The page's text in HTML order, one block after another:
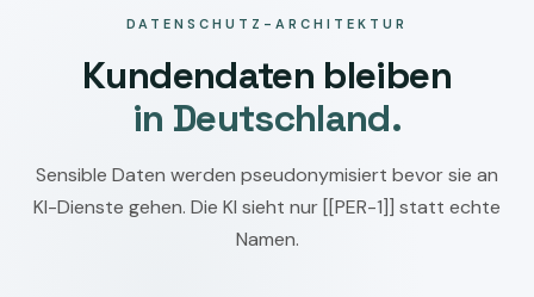
DATENSCHUTZ-ARCHITEKTUR
Kundendaten bleiben
in Deutschland.
Sensible Daten werden pseudonymisiert bevor sie an
KI-Dienste gehen. Die KI sieht nur [[PER-1]] statt echte
Namen.